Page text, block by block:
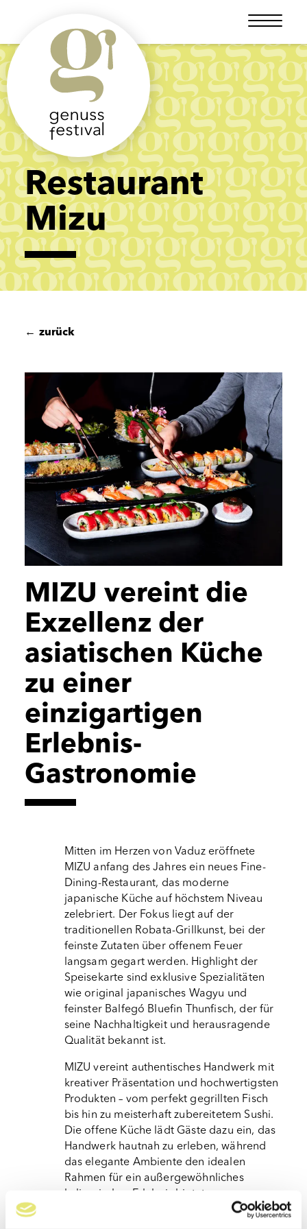
Restaurant
Mizu
← zurück
MIZU vereint die
Exzellenz der
asiatischen Küche
zu einer
einzigartigen
Erlebnis-
Gastronomie
Mitten im Herzen von Vaduz eröffnete
MIZU anfang des Jahres ein neues Fine-
Dining-Restaurant, das moderne
japanische Küche auf höchstem Niveau
zelebriert. Der Fokus liegt auf der
traditionellen Robata-Grillkunst, bei der
feinste Zutaten über offenem Feuer
langsam gegart werden. Highlight der
Speisekarte sind exklusive Spezialitäten
wie original japanisches Wagyu und
feinster Balfegó Bluefin Thunfisch, der für
seine Nachhaltigkeit und herausragende
Qualität bekannt ist.
MIZU vereint authentisches Handwerk mit
kreativer Präsentation und hochwertigsten
Produkten – vom perfekt gegrillten Fisch
bis hin zu meisterhaft zubereitetem Sushi.
Die offene Küche lädt Gäste dazu ein, das
Handwerk hautnah zu erleben, während
das elegante Ambiente den idealen
Rahmen für ein außergewöhnliches
kulinarisches Erlebnis bietet.